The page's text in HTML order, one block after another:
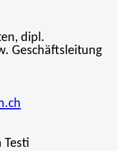
dipl.
Geschäftsleitung